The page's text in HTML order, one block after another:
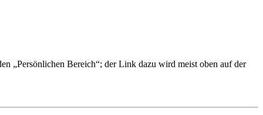
„Persönlichen Bereich“; der Link dazu wird meist oben auf der